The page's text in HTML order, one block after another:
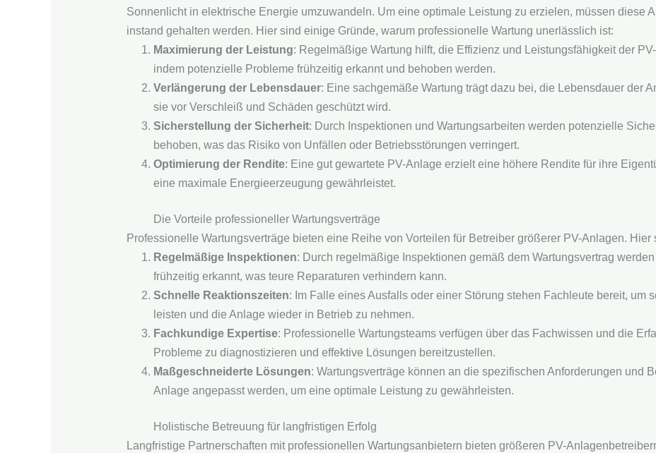
Sonnenlicht in elektrische Energie umzuwandeln. Um eine optimale Leistung zu erzielen, müssen diese
instand gehalten werden. Hier sind einige Gründe, warum professionelle Wartung unerlässlich ist:
Maximierung der Leistung: Regelmäßige Wartung hilft, die Effizienz und Leistungsfähigkeit der
indem potenzielle Probleme frühzeitig erkannt und behoben werden.
Verlängerung der Lebensdauer: Eine sachgemäße Wartung trägt dazu bei, die Lebensdauer der
sie vor Verschleiß und Schäden geschützt wird.
Sicherstellung der Sicherheit: Durch Inspektionen und Wartungsarbeiten werden potenzielle
behoben, was das Risiko von Unfällen oder Betriebsstörungen verringert.
Optimierung der Rendite: Eine gut gewartete PV-Anlage erzielt eine höhere Rendite für ihre
eine maximale Energieerzeugung gewährleistet.
Die Vorteile professioneller Wartungsverträge
Professionelle Wartungsverträge bieten eine Reihe von Vorteilen für Betreiber größerer PV-Anlagen.
Regelmäßige Inspektionen: Durch regelmäßige Inspektionen gemäß dem Wartungsvertrag
frühzeitig erkannt, was teure Reparaturen verhindern kann.
Schnelle Reaktionszeiten: Im Falle eines Ausfalls oder einer Störung stehen Fachleute bereit, um
leisten und die Anlage wieder in Betrieb zu nehmen.
Fachkundige Expertise: Professionelle Wartungsteams verfügen über das Fachwissen und die
Probleme zu diagnostizieren und effektive Lösungen bereitzustellen.
Maßgeschneiderte Lösungen: Wartungsverträge können an die spezifischen Anforderungen und
Anlage angepasst werden, um eine optimale Leistung zu gewährleisten.
Holistische Betreuung für langfristigen Erfolg
Langfristige Partnerschaften mit professionellen Wartungsanbietern bieten größeren PV-